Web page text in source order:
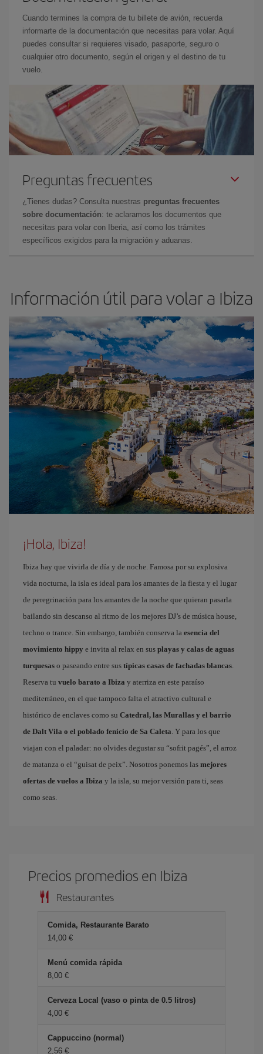
Cuando termines la compra de tu billete de avión, recuerda
informarte de la documentación que necesitas para volar. Aquí
puedes consultar si requieres visado, pasaporte, seguro o
cualquier otro documento, según el origen y el destino de tu
vuelo.
Preguntas frecuentes
¿Tienes dudas? Consulta nuestras preguntas frecuentes
sobre documentación: te aclaramos los documentos que
necesitas para volar con Iberia, así como los trámites
específicos exigidos para la migración y aduanas.
Información útil para volar a Ibiza
¡Hola, Ibiza!
Ibiza hay que vivirla de día y de noche. Famosa por su explosiva
vida nocturna, la isla es ideal para los amantes de la fiesta y el lugar
de peregrinación para los amantes de la noche que quieran pasarla
bailando sin descanso al ritmo de los mejores DJ’s de música house,
techno o trance. Sin embargo, también conserva la esencia del
movimiento hippy e invita al relax en sus playas y calas de aguas
turquesas o paseando entre sus típicas casas de fachadas blancas.
Reserva tu vuelo barato a Ibiza y aterriza en este paraíso
mediterráneo, en el que tampoco falta el atractivo cultural e
histórico de enclaves como su Catedral, las Murallas y el barrio
de Dalt Vila o el poblado fenicio de Sa Caleta. Y para los que
viajan con el paladar: no olvides degustar su “sofrit pagés”, el arroz
de matanza o el “guisat de peix”. Nosotros ponemos las mejores
ofertas de vuelos a Ibiza y la isla, su mejor versión para ti, seas
como seas.
Precios promedios en Ibiza
Restaurantes
Comida, Restaurante Barato
14,00 €
Menú comida rápida
8,00 €
Cerveza Local (vaso o pinta de 0.5 litros)
4,00 €
Cappuccino (normal)
2,56 €